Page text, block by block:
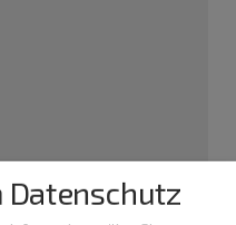
Datenschutz